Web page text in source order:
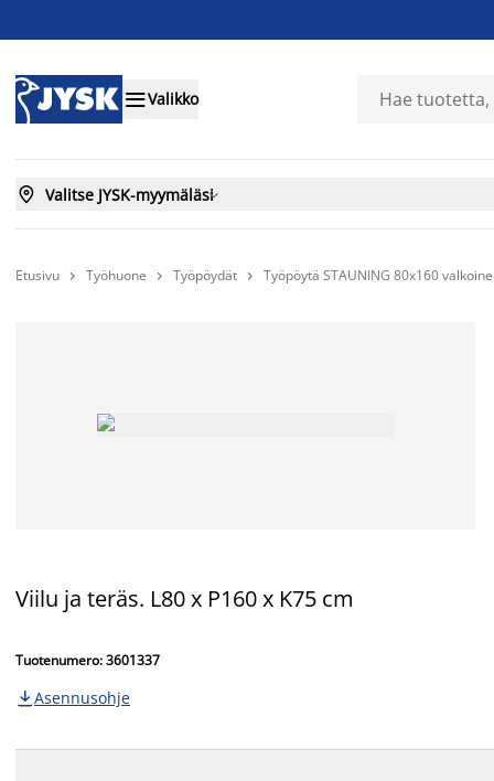
Valikko
 Valitse JYSK-myymäläsi
Etusivu  Työhuone  Työpöydät  Työpöytä STAUNING 80x160
Viilu ja teräs. L80 x P160 x K75 cm
Tuotenumero: 3601337
 Asennusohje